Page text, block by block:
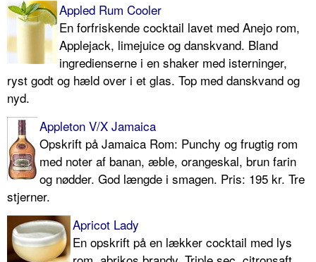
Appled Rum Cooler
En forfriskende cocktail lavet med Anejo rom,
Applejack, limejuice og danskvand. Bland
ingredienserne i en shaker med isterninger,
ryst godt og hæld over i et glas. Top med danskvand og
nyd.
Appleton V/X Jamaica
Opskrift på Jamaica Rom: Punchy og frugtig rom
med noter af banan, æble, orangeskal, brun farin
og nødder. God længde i smagen. Pris: 195 kr. Tre
stjerner.
Apricot Lady
En opskrift på en lækker cocktail med lys